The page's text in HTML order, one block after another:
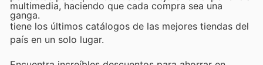
multimedia, haciendo que cada compra sea una
ganga.
tiene los últimos catálogos de las mejores tiendas del
país en un solo lugar.